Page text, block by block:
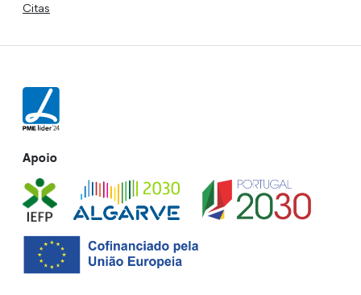
Citas
Apoio